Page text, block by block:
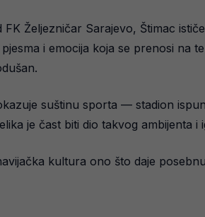
Željezničar Sarajevo, Štimac
i emocija koja se prenosi
suštinu sporta — stadion
je čast biti dio takvog ambijenta
kultura ono što daje